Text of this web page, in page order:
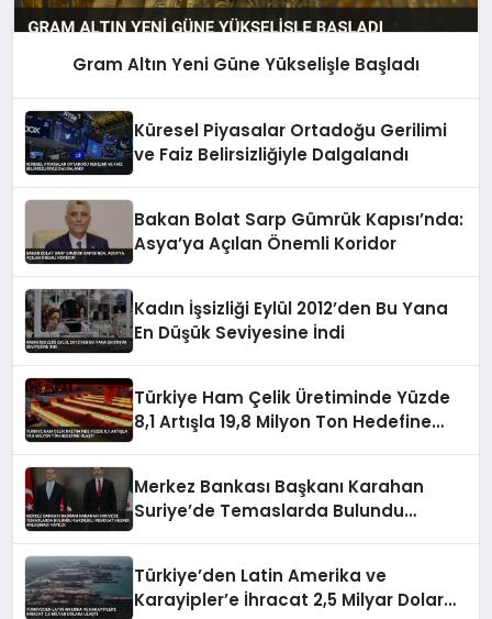
Gram Altın Yeni Güne Yükselişle Başladı
Küresel Piyasalar Ortadoğu Gerilimi
ve Faiz Belirsizliğiyle Dalgalandı
Bakan Bolat Sarp Gümrük Kapısı’nda:
Asya’ya Açılan Önemli Koridor
Kadın İşsizliği Eylül 2012’den Bu Yana
En Düşük Seviyesine İndi
Türkiye Ham Çelik Üretiminde Yüzde
8,1 Artışla 19,8 Milyon Ton Hedefine
Merkez Bankası Başkanı Karahan
Suriye’de Temaslarda Bulundu
Türkiye’den Latin Amerika ve
Karayipler’e İhracat 2,5 Milyar Dolara